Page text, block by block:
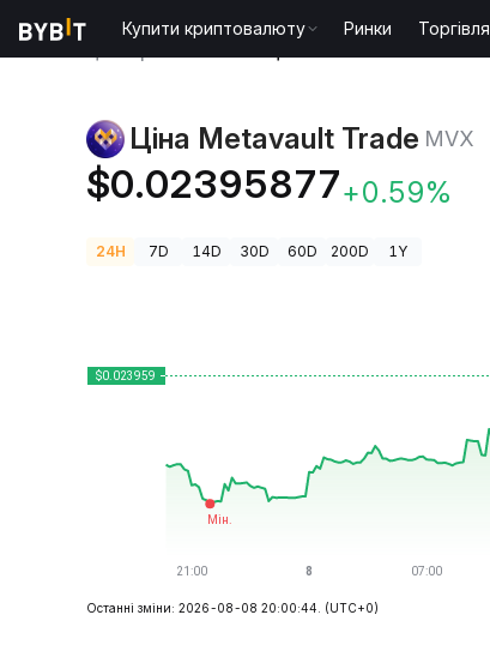
Купити криптовалюту Ринки Торгівля
Ціна Metavault Trade MVX
$0.02395877+0.59%
24H 7D 14D 30D 60D 200D 1Y
Останні зміни: 2026-08-08 20:00:44. (UTC+0)